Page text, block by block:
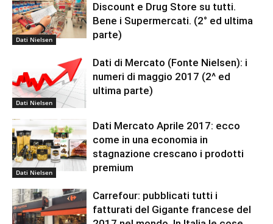
Dati Nielsen
Discount e Drug Store su tutti.
Bene i Supermercati. (2° ed ultima
parte)
Dati Nielsen
Dati di Mercato (Fonte Nielsen): i
numeri di maggio 2017 (2^ ed
ultima parte)
Dati Nielsen
Dati Mercato Aprile 2017: ecco
come in una economia in
stagnazione crescano i prodotti
premium
Carrefour: pubblicati tutti i
fatturati del Gigante francese del